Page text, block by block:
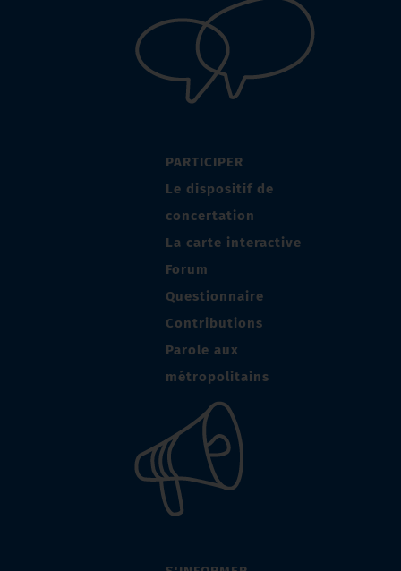
PARTICIPER
Le dispositif de
concertation
La carte interactive
Forum
Questionnaire
Contributions
Parole aux
métropolitains